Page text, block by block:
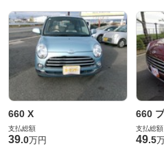
660 X
支払総額
39.0万円
660
支払総額
49.5